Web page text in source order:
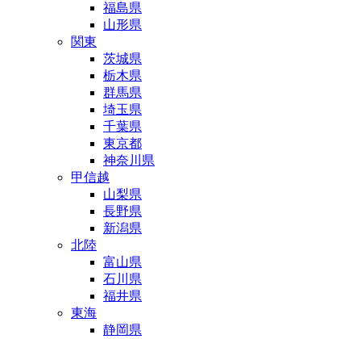
福島県
山形県
関東
茨城県
栃木県
群馬県
埼玉県
千葉県
東京都
神奈川県
甲信越
山梨県
長野県
新潟県
北陸
富山県
石川県
福井県
東海
静岡県